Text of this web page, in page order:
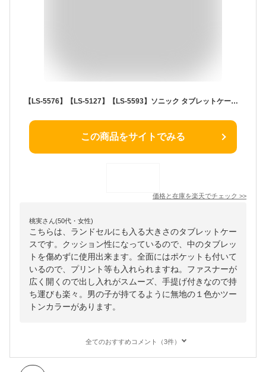
【LS-5576】【LS-5127】【LS-5593】ソニック タブレットケース クッション付スクールPCケース シフトプラス Mサイズ 小学生 ランドセル 11.6 まで対応
この商品をサイトでみる
価格と在庫を楽天でチェック >>
桃実さん(50代・女性)
こちらは、ランドセルにも入る大きさのタブレットケー
スです。クッション性になっているので、中のタブレッ
トを傷めずに使用出来ます。全面にはポケットも付いて
いるので、プリント等も入れられますね。ファスナーが
広く開くので出し入れがスムーズ、手提げ付きなので持
ち運びも楽々。男の子が持てるように無地の１色かツー
トンカラーがあります。
全てのおすすめコメント（3件）